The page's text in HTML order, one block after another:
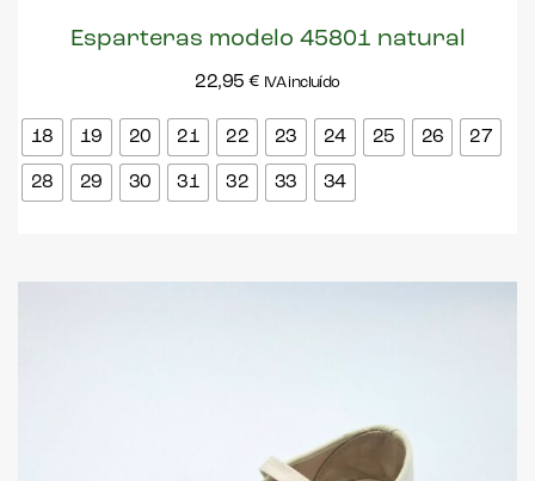
Esparteras modelo 45801 natural
22,95 € IVA incluído
18 19 20 21 22 23 24 25 26 27
28 29 30 31 32 33 34